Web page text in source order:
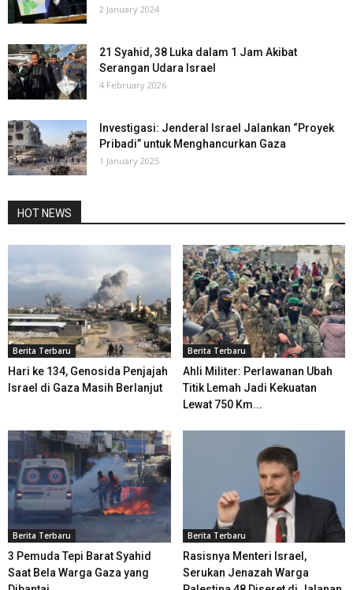
2 January 2024
21 Syahid, 38 Luka dalam 1 Jam Akibat
Serangan Udara Israel
4 February 2026
Investigasi: Jenderal Israel Jalankan “Proyek
Pribadi” untuk Menghancurkan Gaza
1 January 2025
HOT NEWS
Berita Terbaru
Hari ke 134, Genosida Penjajah
Israel di Gaza Masih Berlanjut
Berita Terbaru
Ahli Militer: Perlawanan Ubah
Titik Lemah Jadi Kekuatan
Lewat 750 Km...
Berita Terbaru
3 Pemuda Tepi Barat Syahid
Saat Bela Warga Gaza yang
Berita Terbaru
Rasisnya Menteri Israel,
Serukan Jenazah Warga